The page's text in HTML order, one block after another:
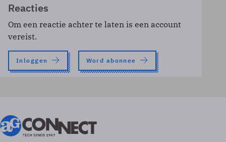
Reacties
Om een reactie achter te laten is een account
vereist.
Inloggen Word abonnee